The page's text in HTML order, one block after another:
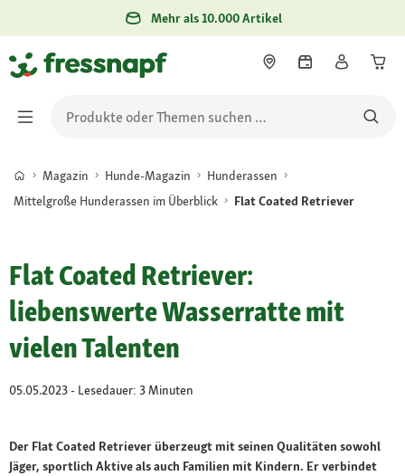
Mehr als 10.000 Artikel
Magazin Hunde-Magazin
Hunderassen
Mittelgroße Hunderassen im Überblick
Flat Coated Retriever
Flat Coated Retriever:
liebenswerte Wasserratte mit
vielen Talenten
05.05.2023 - Lesedauer: 3 Minuten
Der Flat Coated Retriever überzeugt mit seinen Qualitäten sowohl
Jäger, sportlich Aktive als auch Familien mit Kindern. Er verbindet